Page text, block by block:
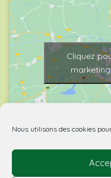
Nous utilisons des cookies
Cliquez